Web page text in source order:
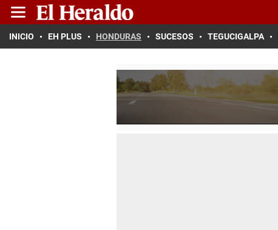
INICIO EH PLUS HONDURAS SUCESOS TEGUCIGALPA